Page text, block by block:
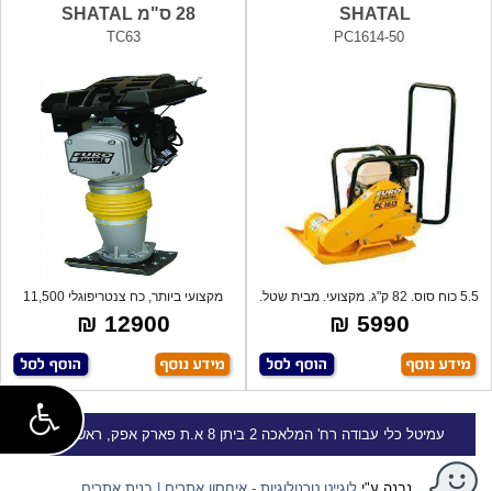
SHATAL
PC1614-50
5.5 כוח סוס. 82 ק"ג. מקצועי. מבית שטל.
מ
5990 ₪
28 ס"מ SHATAL
TC63
מקצועי ביותר, כח צנטריפוגלי 11,500
ק"ג,
12900 ₪
עמיטל כלי עבודה רח' המלאכה 2 ביתן 8 א.ת פארק אפק, ראש העין